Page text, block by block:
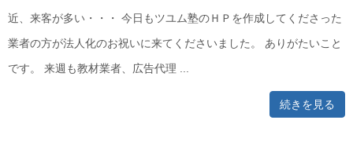
近、来客が多い・・・ 今日もツユム塾のＨＰを作成してくださった
業者の方が法人化のお祝いに来てくださいました。 ありがたいこと
です。 来週も教材業者、広告代理 ...
続きを見る